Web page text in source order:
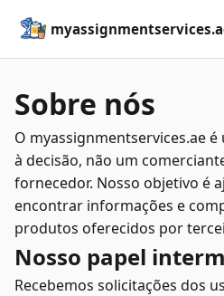
Sobre nós
O myassignmentservices.ae
à decisão, não um
fornecedor. Nosso objetivo é
encontrar informações e
produtos oferecidos por
Nosso papel
Recebemos solicitações dos